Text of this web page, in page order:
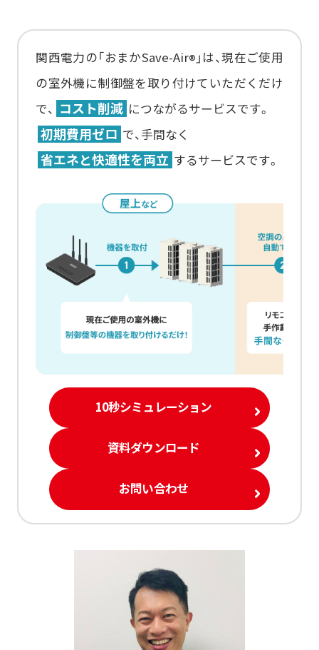
関西電力の「おまかSave-Air® 」は、現在ご使用
の室外機に制御盤を取り付けていただくだけ
で、 コスト削減 につながるサービスです。
初期費用ゼロ で、手間なく
省エネと快適性を両立 するサービスです。
10秒シミュレーション
資料ダウンロード
お問い合わせ